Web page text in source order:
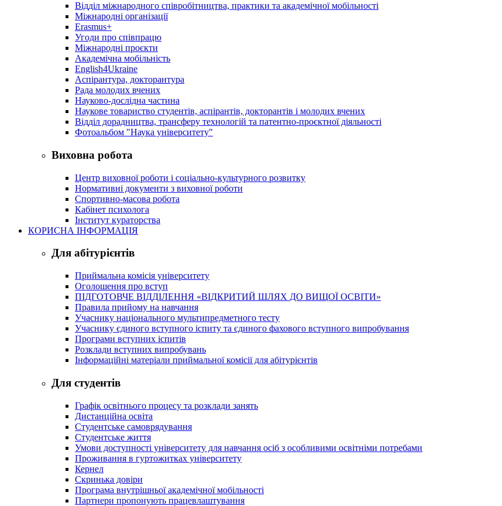
Відділ міжнародного співробітництва, практики та академічної мобільності
Міжнародні організації
Erasmus+
Угоди про співпрацю
Міжнародні проєкти
Академічна мобільність
English4Ukraine
Аспірантура, докторантура
Рада молодих вчених
Науково-дослідна частина
Наукове товариство студентів, аспірантів, докторантів і молодих вчених
Відділ дорадництва, трансферу технологій та патентно-проєктної діяльності
Фотоальбом "Наука університету"
Виховна робота
Центр виховної роботи і соціально-культурного розвитку
Нормативні документи з виховної роботи
Спортивно-масова робота
Кабінет психолога
Інститут кураторства
КОРИСНА ІНФОРМАЦІЯ
Для абітурієнтів
Приймальна комісія університету
Оголошення про вступ
ПІДГОТОВЧЕ ВІДДІЛЕННЯ «ВІДКРИТИЙ ШЛЯХ ДО ВИЩОЇ ОСВІТИ»
Правила прийому на навчання
Учаснику національного мультипредметного тесту
Учаснику єдиного вступного іспиту та єдиного фахового вступного випробування
Програми вступних іспитів
Розклади вступних випробувань
Інформаційні матеріали приймальної комісії для абітурієнтів
Для студентів
Графік освітнього процесу та розклади занять
Дистанційна освіта
Студентське самоврядування
Студентське життя
Умови доступності університету для навчання осіб з особливими освітніми потребами
Проживання в гуртожитках університету
Кернел
Скринька довіри
Програма внутрішньої академічної мобільності
Партнери пропонують працевлаштування